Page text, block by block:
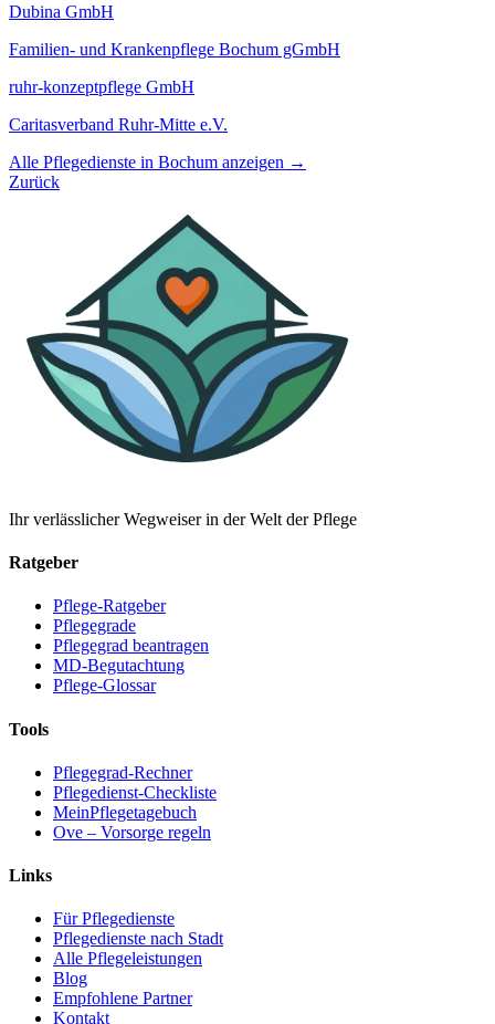
Dubina GmbH
Familien- und Krankenpflege Bochum gGmbH
ruhr-konzeptpflege GmbH
Caritasverband Ruhr-Mitte e.V.
Alle Pflegedienste in Bochum anzeigen →
Zurück
Ihr verlässlicher Wegweiser in der Welt der Pflege
Ratgeber
Pflege-Ratgeber
Pflegegrade
Pflegegrad beantragen
MD-Begutachtung
Pflege-Glossar
Tools
Pflegegrad-Rechner
Pflegedienst-Checkliste
MeinPflegetagebuch
Ove – Vorsorge regeln
Links
Für Pflegedienste
Pflegedienste nach Stadt
Alle Pflegeleistungen
Blog
Empfohlene Partner
Kontakt